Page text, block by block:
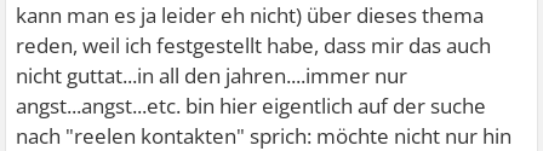
kann man es ja leider eh nicht) über dieses thema
reden, weil ich festgestellt habe, dass mir das auch
nicht guttat...in all den jahren....immer nur
angst...angst...etc. bin hier eigentlich auf der suche
nach "reelen kontakten" sprich: möchte nicht nur hin